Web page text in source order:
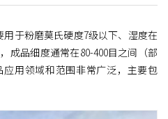
于粉磨莫氏硬度7级以下、湿度在
成品细度通常在80-400目之间（部
用领域和范围非常广泛，主要包